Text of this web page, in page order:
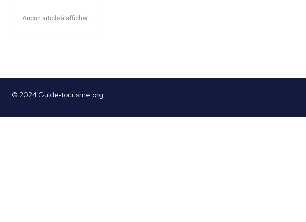
Aucun article à afficher
© 2024 Guide-tourisme.org